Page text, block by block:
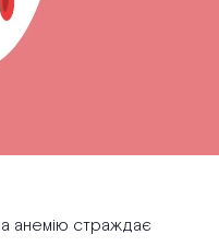
анемію страждає